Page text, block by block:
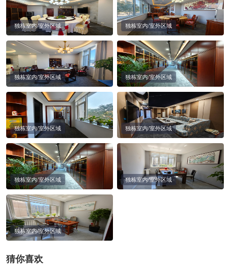
独栋室内/室外区域 独栋室内/室外区域
独栋室内/室外区域 独栋室内/室外区域
独栋室内/室外区域 独栋室内/室外区域
独栋室内/室外区域 独栋室内/室外区域
独栋室内/室外区域
猜你喜欢